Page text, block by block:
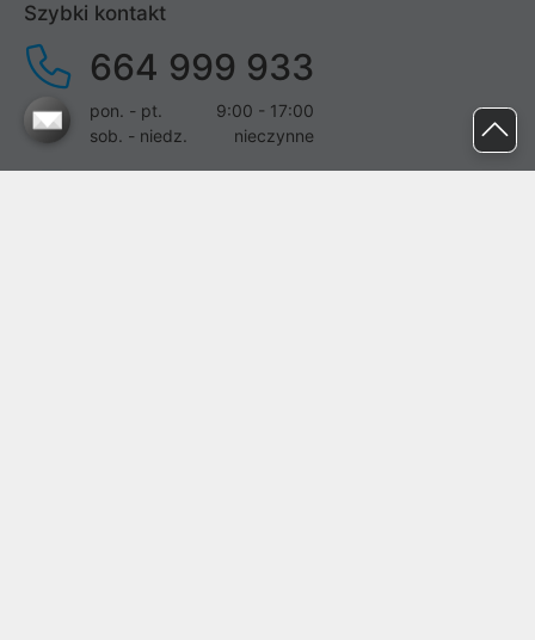
Szybki kontakt
664 999 933
pon. - pt.
9:00 - 17:00
sob. - niedz.
nieczynne